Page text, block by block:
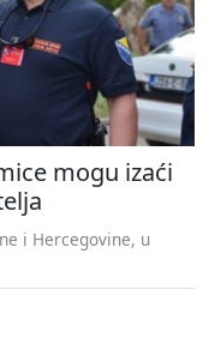
mogu izaći
i Hercegovine, u